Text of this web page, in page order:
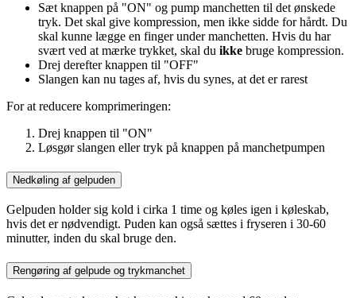
Sæt knappen på "ON" og pump manchetten til det ønskede
tryk. Det skal give kompression, men ikke sidde for hårdt. Du
skal kunne lægge en finger under manchetten. Hvis du har
svært ved at mærke trykket, skal du ikke bruge kompression.
Drej derefter knappen til "OFF"
Slangen kan nu tages af, hvis du synes, at det er rarest
For at reducere komprimeringen:
Drej knappen til "ON"
Løsgør slangen eller tryk på knappen på manchetpumpen
Nedkøling af gelpuden
Gelpuden holder sig kold i cirka 1 time og køles igen i køleskab,
hvis det er nødvendigt. Puden kan også sættes i fryseren i 30-60
minutter, inden du skal bruge den.
Rengøring af gelpude og trykmanchet